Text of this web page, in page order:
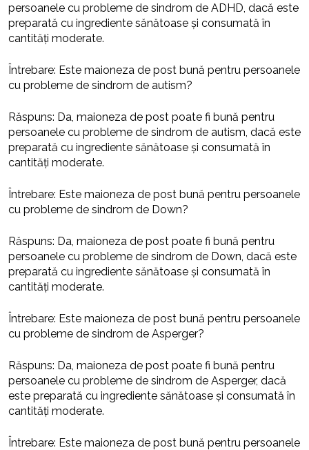
persoanele cu probleme de sindrom de ADHD, dacă este
preparată cu ingrediente sănătoase și consumată în
cantități moderate.
Întrebare: Este maioneza de post bună pentru persoanele
cu probleme de sindrom de autism?
Răspuns: Da, maioneza de post poate fi bună pentru
persoanele cu probleme de sindrom de autism, dacă este
preparată cu ingrediente sănătoase și consumată în
cantități moderate.
Întrebare: Este maioneza de post bună pentru persoanele
cu probleme de sindrom de Down?
Răspuns: Da, maioneza de post poate fi bună pentru
persoanele cu probleme de sindrom de Down, dacă este
preparată cu ingrediente sănătoase și consumată în
cantități moderate.
Întrebare: Este maioneza de post bună pentru persoanele
cu probleme de sindrom de Asperger?
Răspuns: Da, maioneza de post poate fi bună pentru
persoanele cu probleme de sindrom de Asperger, dacă
este preparată cu ingrediente sănătoase și consumată în
cantități moderate.
Întrebare: Este maioneza de post bună pentru persoanele